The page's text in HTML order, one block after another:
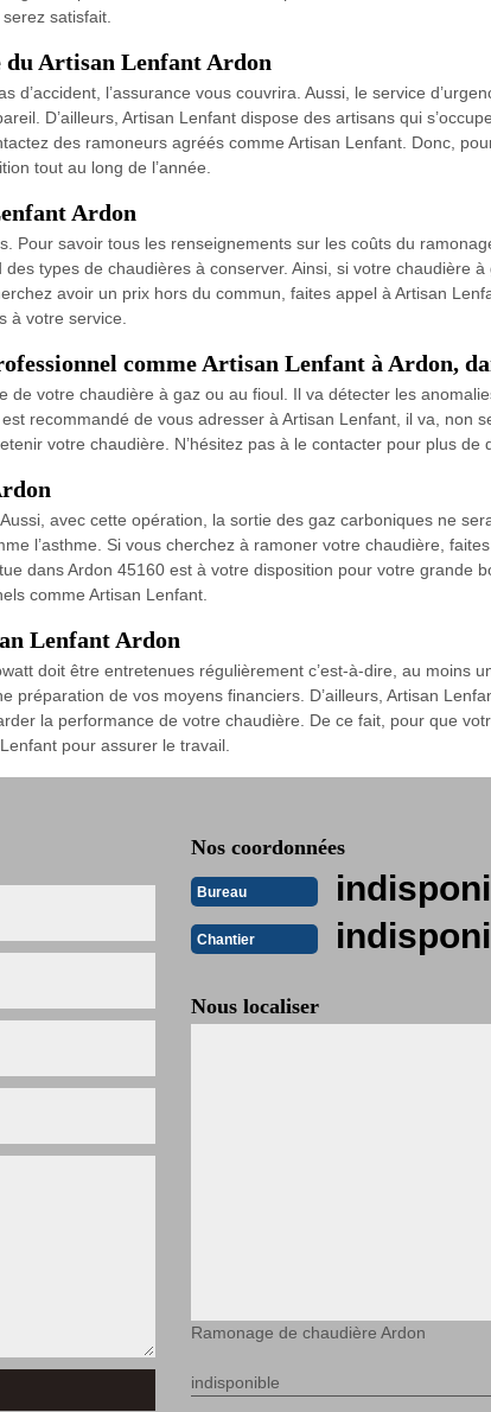
satisfait.
du Artisan Lenfant Ardon
l’assurance vous couvrira. Aussi, le service
D’ailleurs, Artisan Lenfant dispose des artisans qui
des ramoneurs agréés comme Artisan Lenfant. Donc,
tout au long de l’année.
Ardon
Pour savoir tous les renseignements sur les coûts du
types de chaudières à conserver. Ainsi, si votre chaudière
avoir un prix hors du commun, faites appel à Artisan
à votre service.
comme Artisan Lenfant à Ardon,
votre chaudière à gaz ou au fioul. Il va détecter les
recommandé de vous adresser à Artisan Lenfant, il va, non
votre chaudière. N’hésitez pas à le contacter pour plus de
avec cette opération, la sortie des gaz carboniques ne
l’asthme. Si vous cherchez à ramoner votre chaudière,
dans Ardon 45160 est à votre disposition pour votre grande
comme Artisan Lenfant.
Lenfant Ardon
doit être entretenues régulièrement c’est-à-dire, au moins
préparation de vos moyens financiers. D’ailleurs, Artisan
la performance de votre chaudière. De ce fait, pour que
pour assurer le travail.
Nos coordonnées
Bureau
Chantier
Nous localiser
Ramonage de chaudière Ardon
indisponible